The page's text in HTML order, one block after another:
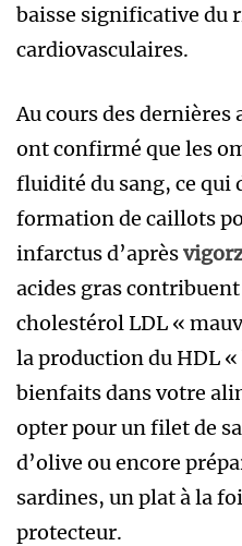
baisse significative du
cardiovasculaires.
Au cours des dernières
ont confirmé que les
fluidité du sang, ce qui
formation de caillots
infarctus d’après
acides gras
cholestérol LDL «
la production du HDL
bienfaits dans votre
opter pour un filet de
d’olive ou encore
sardines, un plat à la
protecteur.